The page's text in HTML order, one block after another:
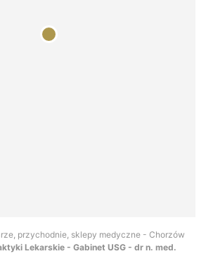
przychodnie, sklepy medyczne - Chorzów
Lekarskie - Gabinet USG - dr n. med.